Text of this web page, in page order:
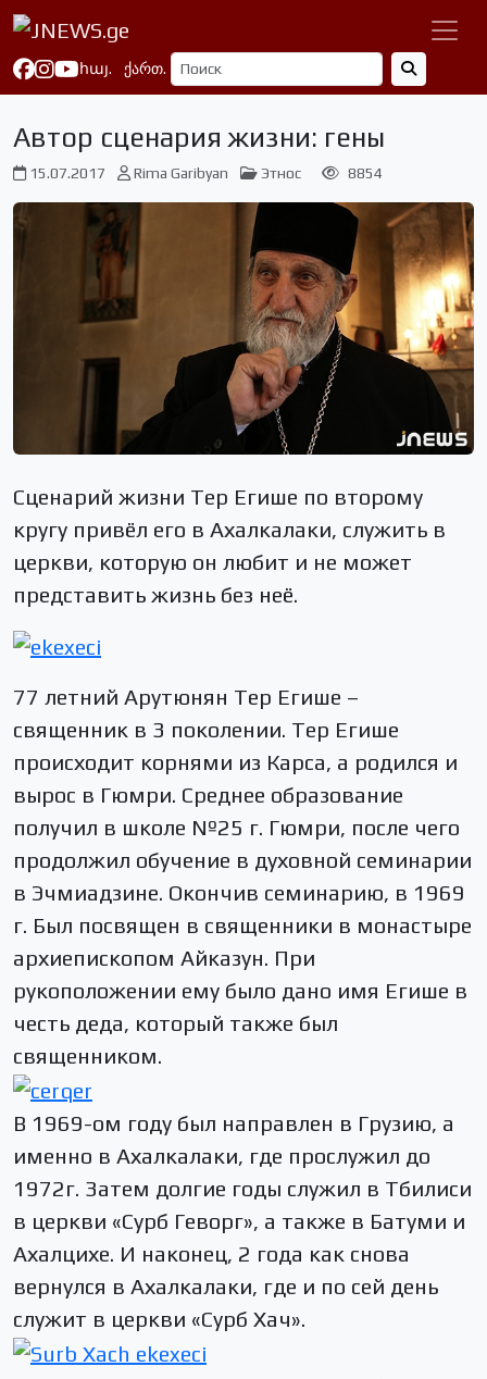
հայ. ქართ.
Автор сценария жизни: гены
15.07.2017 Rima Garibyan Этнос 8854
Сценарий жизни Тер Егише по второму
кругу привёл его в Ахалкалаки, служить в
церкви, которую он любит и не может
представить жизнь без неё.
77 летний Арутюнян Тер Егише –
священник в 3 поколении. Тер Егише
происходит корнями из Карса, а родился и
вырос в Гюмри. Среднее образование
получил в школе №25 г. Гюмри, после чего
продолжил обучение в духовной семинарии
в Эчмиадзине. Окончив семинарию, в 1969
г. Был посвящен в священники в монастыре
архиепископом Айказун. При
рукоположении ему было дано имя Егише в
честь деда, который также был
священником.
В 1969-ом году был направлен в Грузию, а
именно в Ахалкалаки, где прослужил до
1972г. Затем долгие годы служил в Тбилиси
в церкви «Сурб Геворг», а также в Батуми и
Ахалцихе. И наконец, 2 года как снова
вернулся в Ахалкалаки, где и по сей день
служит в церкви «Сурб Хач».